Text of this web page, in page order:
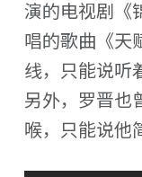
演的电视剧《
唱的歌曲《天
线，只能说听
另外，罗晋也
喉，只能说他